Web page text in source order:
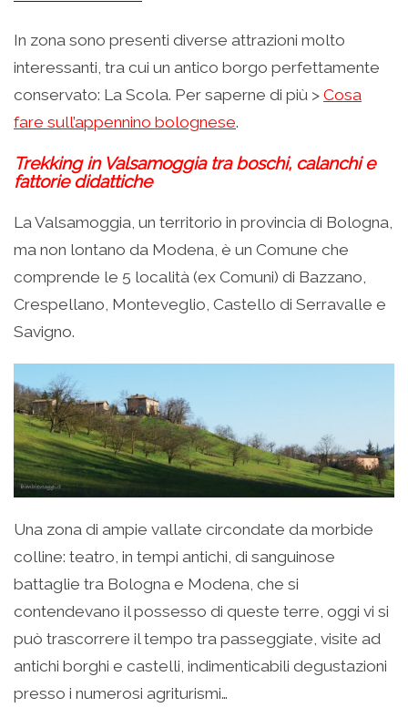
In zona sono presenti diverse attrazioni molto
interessanti, tra cui un antico borgo perfettamente
conservato: La Scola. Per saperne di più > Cosa
fare sull’appennino bolognese.
Trekking in Valsamoggia tra boschi, calanchi e
fattorie didattiche
La Valsamoggia, un territorio in provincia di Bologna,
ma non lontano da Modena, è un Comune che
comprende le 5 località (ex Comuni) di Bazzano,
Crespellano, Monteveglio, Castello di Serravalle e
Savigno.
Una zona di ampie vallate circondate da morbide
colline: teatro, in tempi antichi, di sanguinose
battaglie tra Bologna e Modena, che si
contendevano il possesso di queste terre, oggi vi si
può trascorrere il tempo tra passeggiate, visite ad
antichi borghi e castelli, indimenticabili degustazioni
presso i numerosi agriturismi…